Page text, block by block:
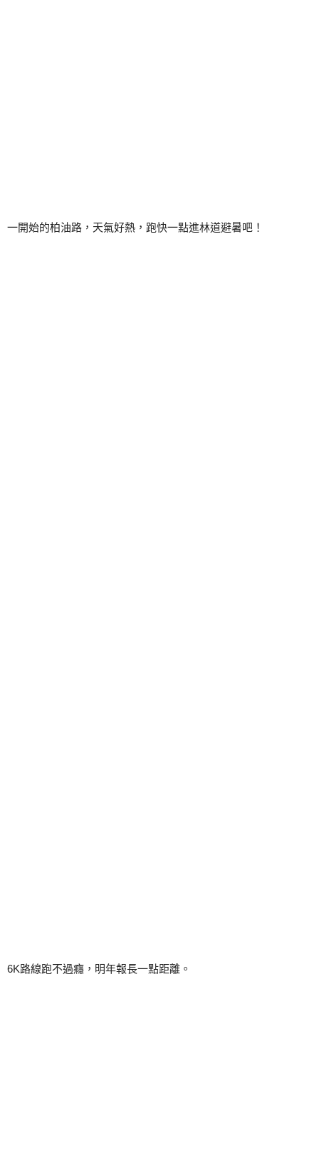
一開始的柏油路，天氣好熱，跑快一點進林道避暑吧！
6K路線跑不過癮，明年報長一點距離。